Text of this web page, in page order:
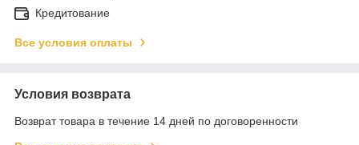
Кредитование
Все условия оплаты
Условия возврата
Возврат товара в течение 14 дней по договоренности